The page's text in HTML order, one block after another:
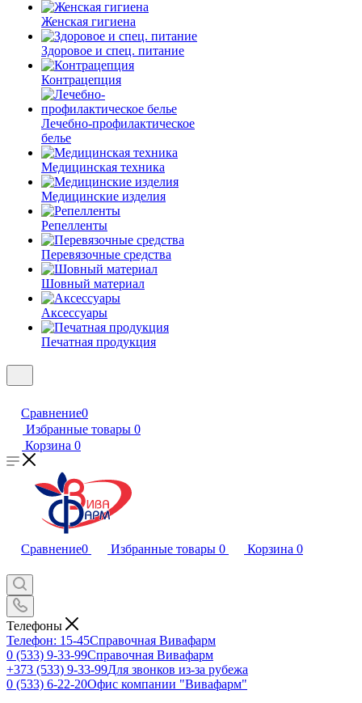
Женская гигиена
Здоровое и спец. питание
Контрацепция
Лечебно-профилактическое
белье
Медицинская техника
Медицинские изделия
Репелленты
Перевязочные средства
Шовный материал
Аксессуары
Печатная продукция
Сравнение0
Избранные товары 0
Корзина 0
Сравнение0 Избранные товары 0 Корзина 0
Телефоны
Телефон: 15-45Справочная Вивафарм
0 (533) 9-33-99Справочная Вивафарм
+373 (533) 9-33-99Для звонков из-за рубежа
0 (533) 6-22-20Офис компании "Вивафарм"